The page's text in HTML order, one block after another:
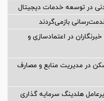
در توسعه خدمات دیجیتال
بازمی‌گردند
در اعتمادسازی و
در مدیریت منابع و مصارف
هلدینگ سرمایه گذاری